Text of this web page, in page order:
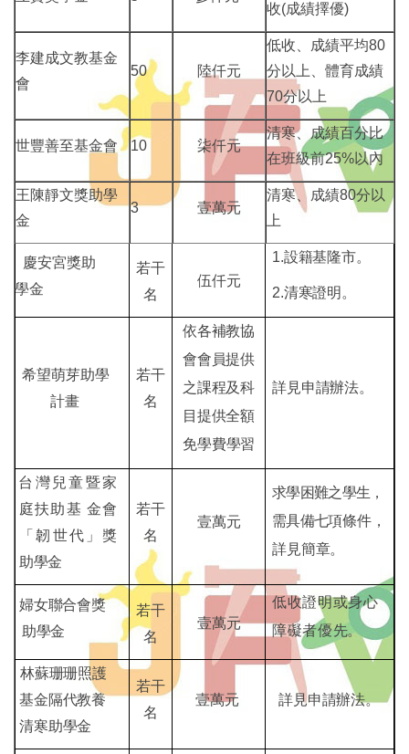
收(成績擇優)
李建成文教基金
會
50 陸仟元
低收、成績平均80
分以上、體育成績
70分以上
世豐善至基金會 10 柒仟元
清寒、成績百分比
在班級前25%以內
王陳靜文獎助學
金
3 壹萬元
清寒、成績80分以
上
慶安宮獎助
學金
若干
名
伍仟元
1.設籍基隆市。
2.清寒證明。
希望萌芽助學
計畫
若干
名
依各補教協
會會員提供
之課程及科
目提供全額
免學費學習
詳見申請辦法。
台灣兒童暨家
庭扶助基 金會
「韌世代」獎
助學金
若干
名
壹萬元
求學困難之學生，
需具備七項條件，
詳見簡章。
婦女聯合會獎
助學金
若干
名
壹萬元
低收證明或身心
障礙者優先。
林蘇珊珊照護
基金隔代教養
清寒助學金
若干
名
壹萬元 詳見申請辦法。